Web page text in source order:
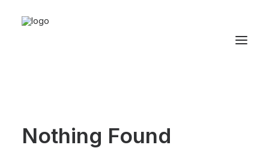
Nothing Found